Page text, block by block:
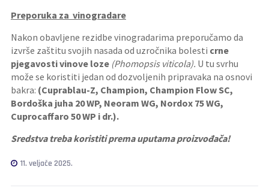
Preporuka za vinogradare
Nakon obavljene rezidbe vinogradarima preporučamo da
izvrše zaštitu svojih nasada od uzročnika bolesti crne
pjegavosti vinove loze (Phomopsis viticola). U tu svrhu
može se koristiti jedan od dozvoljenih pripravaka na osnovi
bakra: (Cuprablau-Z, Champion, Champion Flow SC,
Bordoška juha 20 WP, Neoram WG, Nordox 75 WG,
Cuprocaffaro 50 WP i dr.).
Sredstva treba koristiti prema uputama proizvođača!
11. veljače 2025.